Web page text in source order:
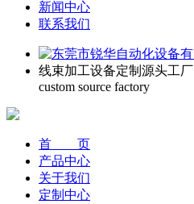
新闻中心
联系我们
线束加工设备定制源头工厂
custom source factory
首 页
产品中心
关于我们
定制中心